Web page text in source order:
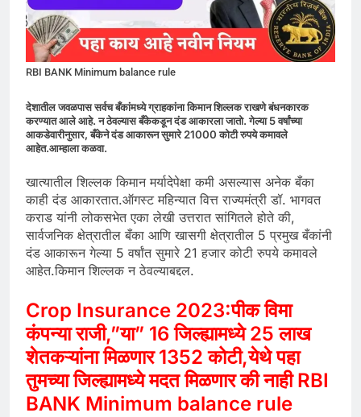
RBI BANK Minimum balance rule
देशातील जवळपास सर्वच बँकांमध्ये ग्राहकांना किमान शिल्लक राखणे बंधनकारक
करण्यात आले आहे. न ठेवल्यास बँकेकडून दंड आकारला जातो. गेल्या 5 वर्षांच्या
आकडेवारीनुसार, बँकेने दंड आकारून सुमारे 21000 कोटी रुपये कमावले
आहेत.आम्हाला कळवा.
खात्यातील शिल्लक किमान मर्यादेपेक्षा कमी असल्यास अनेक बँका
काही दंड आकारतात.ऑगस्ट महिन्यात वित्त राज्यमंत्री डॉ. भागवत
कराड यांनी लोकसभेत एका लेखी उत्तरात सांगितले होते की,
सार्वजनिक क्षेत्रातील बँका आणि खासगी क्षेत्रातील 5 प्रमुख बँकांनी
दंड आकारून गेल्या 5 वर्षांत सुमारे 21 हजार कोटी रुपये कमावले
आहेत.किमान शिल्लक न ठेवल्याबद्दल.
Crop Insurance 2023:पीक विमा
कंपन्या राजी,”या” 16 जिल्ह्यामध्ये 25 लाख
शेतकऱ्यांना मिळणार 1352 कोटी,येथे पहा
तुमच्या जिल्ह्यामध्ये मदत मिळणार की नाहीRBI
BANK Minimum balance rule